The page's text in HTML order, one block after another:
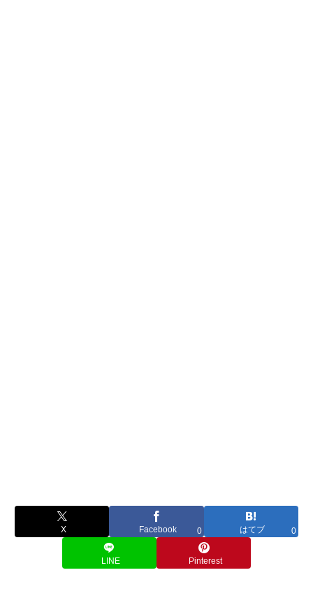
X Facebook 0 はてブ 0
LINE Pinterest